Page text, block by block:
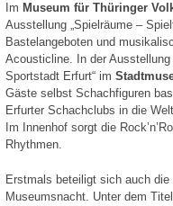
Im Museum für Thüringer
Ausstellung „Spielräume –
Bastelangeboten und
Acousticline. In der
Sportstadt Erfurt“ im
Gäste selbst Schachfiguren
Erfurter Schachclubs in die
Im Innenhof sorgt die
Rhythmen.
Erstmals beteiligt sich auch die
Museumsnacht. Unter dem